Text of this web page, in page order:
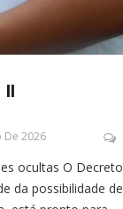
II
De 2026
ocultas O Decreto
da possibilidade de